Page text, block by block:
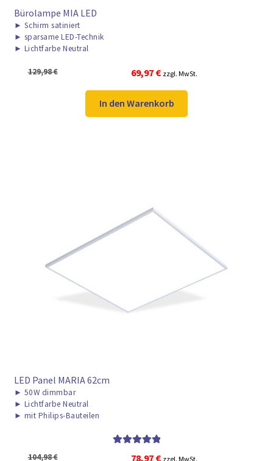
Bürolampe MIA LED
► Schirm satiniert
► sparsame LED-Technik
► Lichtfarbe Neutral
129,98€
Ursprünglicher
war:
129,98 €
69,97 €Aktueller
ist:
69,97 €.
zzgl. MwSt.
In den Warenkorb
LED Panel MARIA 62cm
► 50W dimmbar
► Lichtfarbe Neutral
► mit Philips-Bauteilen
104,98€ Ursprünglicher
78,97 €Aktueller
zzgl. MwSt.